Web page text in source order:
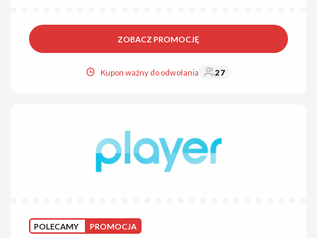
ZOBACZ PROMOCJĘ
Kupon ważny do odwołania 27
POLECAMY PROMOCJA